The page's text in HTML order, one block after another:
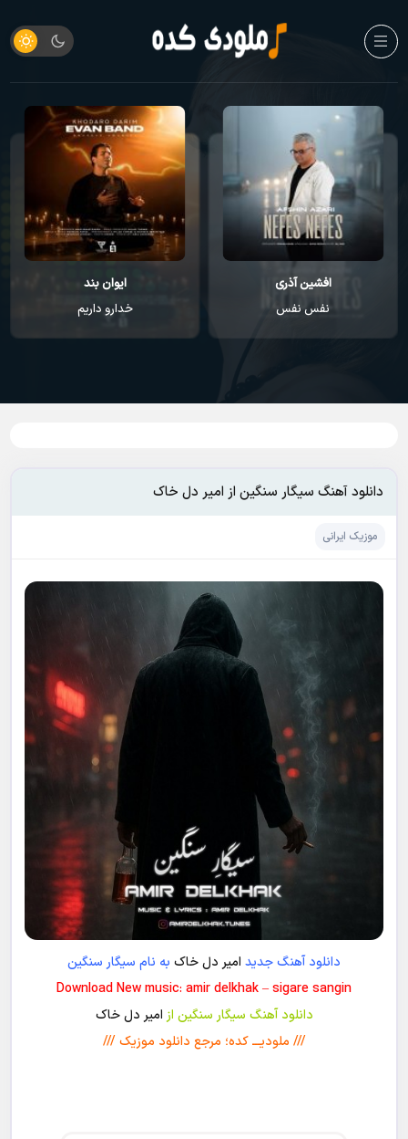
افشین آذری
نفس نفس
ایوان بند
خدارو داریم
دانلود آهنگ سیگار سنگین از امیر دل خاک
موزیک ایرانی
دانلود آهنگ جدید امیر دل خاک به نام سیگار سنگین
Download New music: amir delkhak – sigare sangin
دانلود آهنگ سیگار سنگین از امیر دل خاک
/// ملودیـــ کده؛ مرجع دانلود موزیک ///